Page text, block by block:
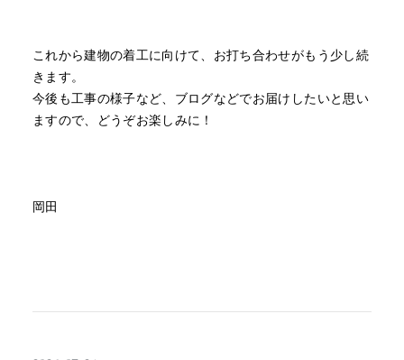
これから建物の着工に向けて、お打ち合わせがもう少し続
きます。
今後も工事の様子など、ブログなどでお届けしたいと思い
ますので、どうぞお楽しみに！
岡田